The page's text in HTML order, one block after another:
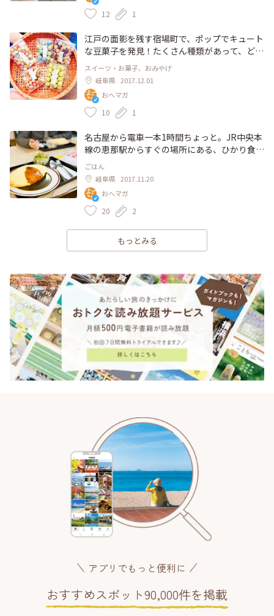
農家 #有機無農薬 #ハーブティ #香り #癒し
12 1
江戸の面影を残す宿場町で、ポップでキュート
な豆菓子を発見！たくさん種類があって、どん
な組み合わせで買うか迷っちゃいます。ちなみ
に、黄緑色は「初恋まめ」。どんな味なのかワ
クワク！ #わたしの街 #岐阜 #中津川 #宿場町 #
おかし #お土産 #馬籠宿
スイーツ・お菓子、おみやげ
岐阜県 2017.12.01
おへマガ
10 1
名古屋から電車一本1時間ちょっと。JR中央本
線の恵那駅からすぐの場所にある、ひかり食
堂。 昭和な雰囲気満点の店内は、ドラマのセ
ットの参考にされるほどの趣きです。 そこで
食べられるオムライスがこれまた絶品。すごく
大きいのに、少食なうちの編集長もぺろりとた
いらげます。(なんなら2日連続食べに行きます
達が食べに来ていて、すごく嬉しかったです。
「焼きそばある～？」「焼きそばはないけどオ
た一興。 ご賞味あれ(・ω・)ゞ #わたしの街 #
恵那山麓 #絶品 #オムライス #食堂 #岐阜県 #恵
那 #おへマガ
ごはん
岐阜県 2017.11.20
おへマガ
20 2
もっとみる
アプリでもっと便利に
おすすめスポット90,000件を掲載